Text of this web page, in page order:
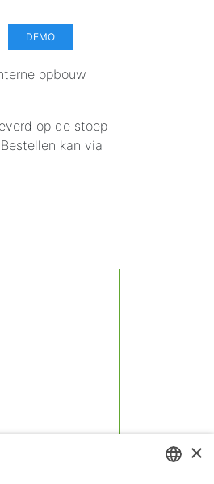
DEMO
opbouw
op de stoep
kan via
×